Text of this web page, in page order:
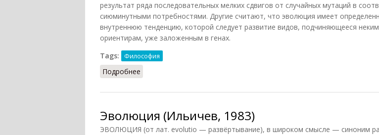
результат ряда последовательных мелких сдвигов от случайных мутаций в
сиюминутными потребностями. Другие считают, что эволюция имеет
внутреннюю тенденцию, которой следует развитие видов, подчиняющееся неким
ориентирам, уже заложенным в генах.
Tags:
Философия
Подробнее
Эволюция (Ильичев, 1983)
ЭВОЛЮЦИЯ (от лат. evolutio — развёртывание), в широком смысле — синоним